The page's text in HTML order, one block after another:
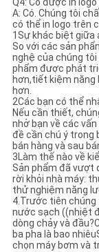
Q4: Có được in
A: Có. Chúng tôi
có thể in logo trên
1Sự khác biệt giữa
So với các sản
nghệ của chúng
phẩm được phát
hơn,tiết kiệm năng
hơn.
2Các bạn có thể
Nếu cần thiết,
nhở bạn về các
đề cần chú ý trong
bán hàng và sau
3Làm thế nào về
Sản phẩm đã vượt
rời khỏi nhà máy:
thử nghiệm năng
4.Trước tiên chúng
nước sạch ((nhiệt
dòng chảy và
ba pha là bao
chọn máy bơm và